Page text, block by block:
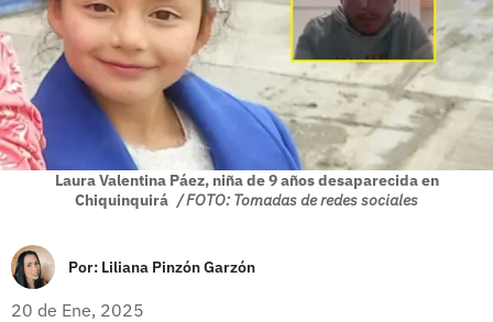
Laura Valentina Páez, niña de 9 años desaparecida en
Chiquinquirá / FOTO: Tomadas de redes sociales
Por: Liliana Pinzón Garzón
20 de Ene, 2025